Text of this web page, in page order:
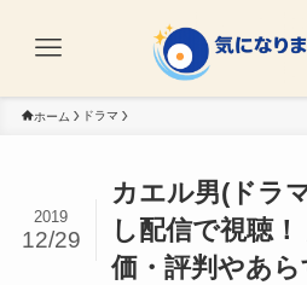
ホーム ドラマ
カエル男(ドラ
し配信で視聴
価・評判やあら
2019
12/29